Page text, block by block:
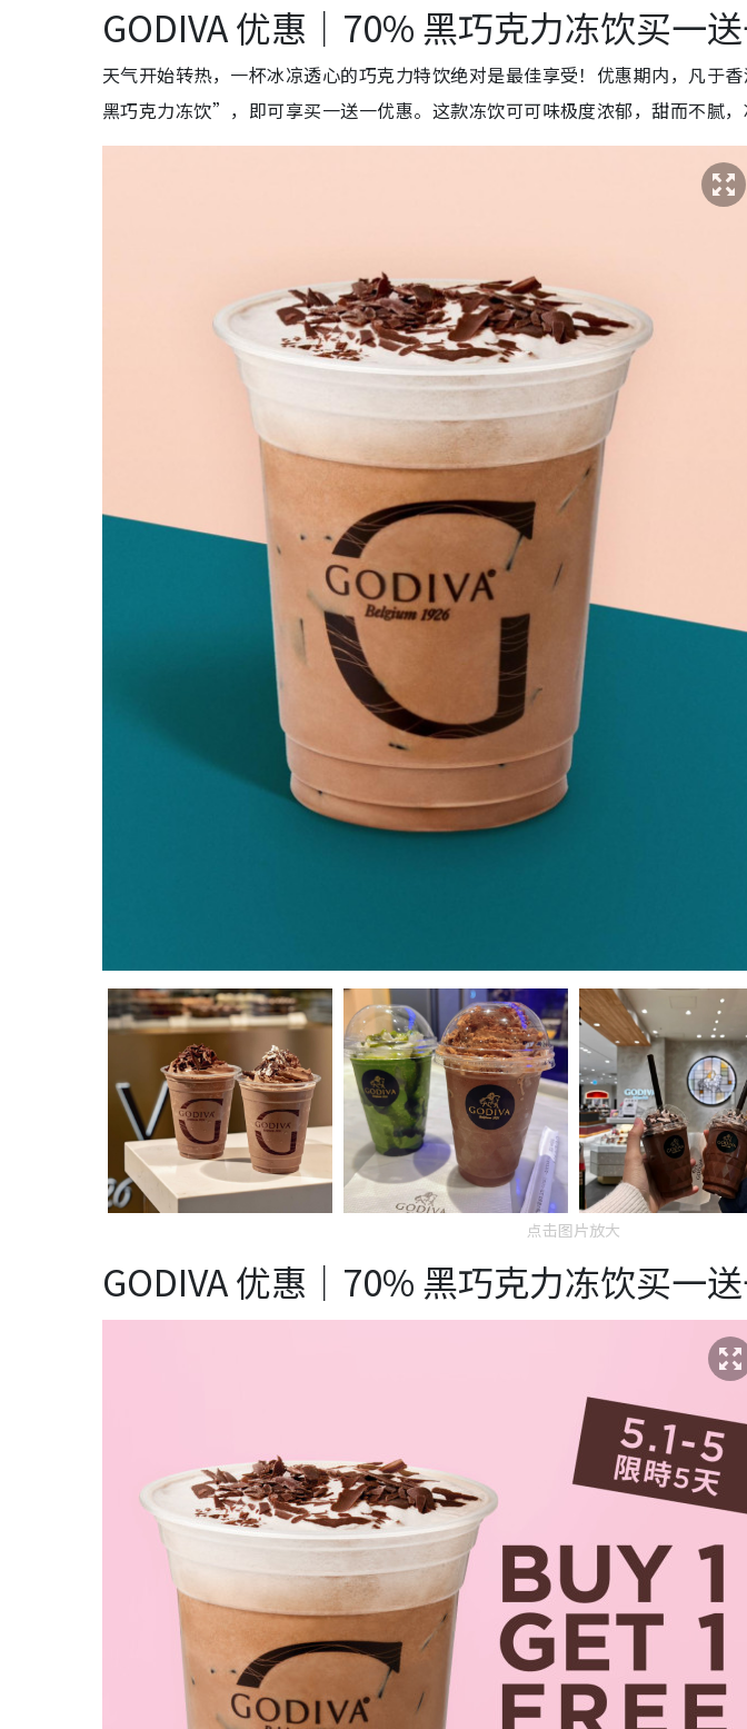
GODIVA 优惠｜70% 黑巧克力冻饮买一
天气开始转热，一杯冰凉透心的巧克力特饮绝对是最佳享受！优惠期内，凡于
黑巧克力冻饮”，即可享买一送一优惠。这款冻饮可可味极度浓郁，甜而不腻，
点击图片放大
GODIVA 优惠｜70% 黑巧克力冻饮买一